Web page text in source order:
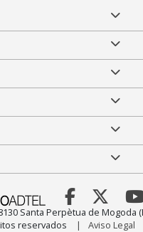
Santa Perpètua de Mogoda
reservados
Aviso Legal